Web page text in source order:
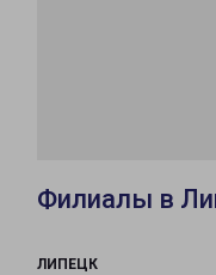
Филиалы в
ЛИПЕЦК